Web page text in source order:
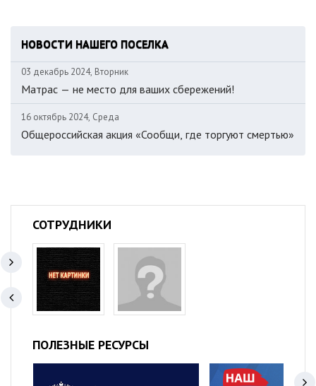
НОВОСТИ НАШЕГО ПОСЕЛКА
03 декабрь 2024, Вторник
Матрас — не место для ваших сбережений!
16 октябрь 2024, Среда
Общероссийская акция «Сообщи, где торгуют смертью»
СОТРУДНИКИ
ПОЛЕЗНЫЕ РЕСУРСЫ